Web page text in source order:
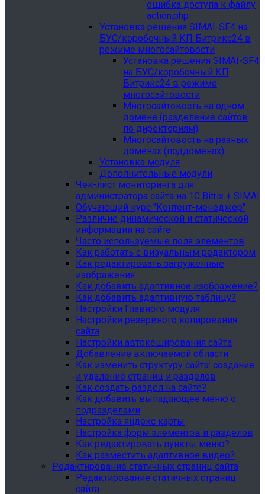
ошибка доступа к файлу
action.php
Установка решения SIMAI-SF4 на
БУС/коробочный КП Битрикс24 в
режиме многосайтовости
Установка решения SIMAI-SF4
на БУС/коробочный КП
Битрикс24 в режиме
многосайтовости
Многосайтовость на одном
домене (разделение сайтов
по директориям)
Многосайтовость на разных
доменах (поддоменах)
Установка модуля
Дополнительные модули
Чек-лист мониторинга для
администратора сайта на 1С Bitrix + SIMAI
Обучающий курс "Контент-менеджер"
Различие динамической и статической
информации на сайте
Часто используемые поля элементов
Как работать с визуальным редактором
Как редактировать загруженные
изображения
Как добавить адаптивное изображение?
Как добавить адаптивную таблицу?
Настройки Главного модуля
Настройки резервного копирования
сайта
Настройки автокеширования сайта
Добавление включаемой области
Как изменить структуру сайта: создание
и удаление страниц и разделов
Как создать раздел на сайте?
Как добавить выпадающее меню с
подразделами
Настройка яндекс карты
Настройка форм элементов и разделов
Как редактировать пункты меню?
Как разместить адаптивное видео?
Редактирование статичных страниц сайта
Редактирование статичных страниц
сайта